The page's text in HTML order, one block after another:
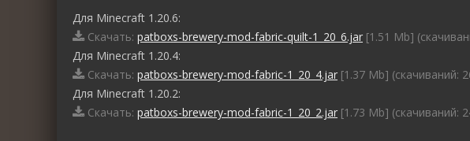
Для Minecraft 1.20.6:
Скачать: patboxs-brewery-mod-fabric-quilt-1_20_6.jar [1.51 Mb]
Для Minecraft 1.20.4:
Скачать: patboxs-brewery-mod-fabric-1_20_4.jar [1.37 Mb] (cкачиваний:
Для Minecraft 1.20.2:
Скачать: patboxs-brewery-mod-fabric-1_20_2.jar [1.73 Mb] (cкачиваний: